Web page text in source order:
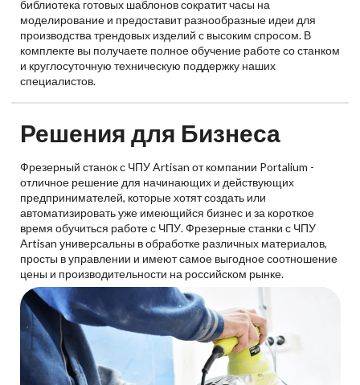
библиотека готовых шаблонов сократит часы на
моделирование и предоставит разнообразные идеи для
производства трендовых изделий с высоким спросом. В
комплекте вы получаете полное обучение работе со станком
и круглосуточную техническую поддержку наших
специалистов.
Решения для Бизнеса
Фрезерный станок с ЧПУ Artisan от компании Portalium -
отличное решение для начинающих и действующих
предпринимателей, которые хотят создать или
автоматизировать уже имеющийся бизнес и за короткое
время обучиться работе с ЧПУ. Фрезерные станки с ЧПУ
Artisan универсальны в обработке различных материалов,
просты в управлении и имеют самое выгодное соотношение
цены и производительности на российском рынке.